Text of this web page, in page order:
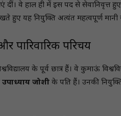
वे हाल ही में इस पद से सेवानिवृत्त हुए
हुए यह नियुक्ति अत्यंत महत्वपूर्ण मानी
पारिवारिक परिचय
के पूर्व छात्र हैं। वे कुमाऊं
उपाध्याय जोशी के पति हैं। उनकी